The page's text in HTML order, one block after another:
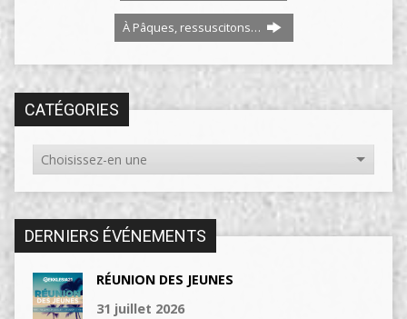
À Pâques, ressuscitons…
CATÉGORIES
DERNIERS ÉVÉNEMENTS
RÉUNION DES JEUNES
31 juillet 2026